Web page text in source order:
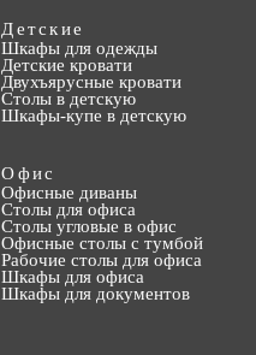
Детские
Шкафы для одежды
Детские кровати
Двухъярусные кровати
Столы в детскую
Шкафы-купе в детскую
Офис
Офисные диваны
Столы для офиса
Столы угловые в офис
Офисные столы с тумбой
Рабочие столы для офиса
Шкафы для офиса
Шкафы для документов